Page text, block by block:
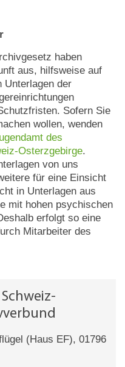
haben
aus, hilfsweise auf
Unterlagen der
Sofern Sie
wollen, wenden
des
Osterzgebirge.
von uns
für eine Einsicht
in Unterlagen aus
mit hohen psychischen
erfolgt so eine
Mitarbeiter des
(Haus EF), 01796